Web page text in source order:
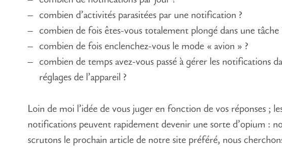
combien d’activités parasitées par une notification ?
combien de fois êtes-vous totalement plongé dans une tâche
combien de fois enclenchez-vous le mode « avion » ?
combien de temps avez-vous passé à gérer les notifications
réglages de l’appareil ?
Loin de moi l’idée de vous juger en fonction de vos réponses ;
notifications peuvent rapidement devenir une sorte d’opium :
scrutons le prochain article de notre site préféré, nous